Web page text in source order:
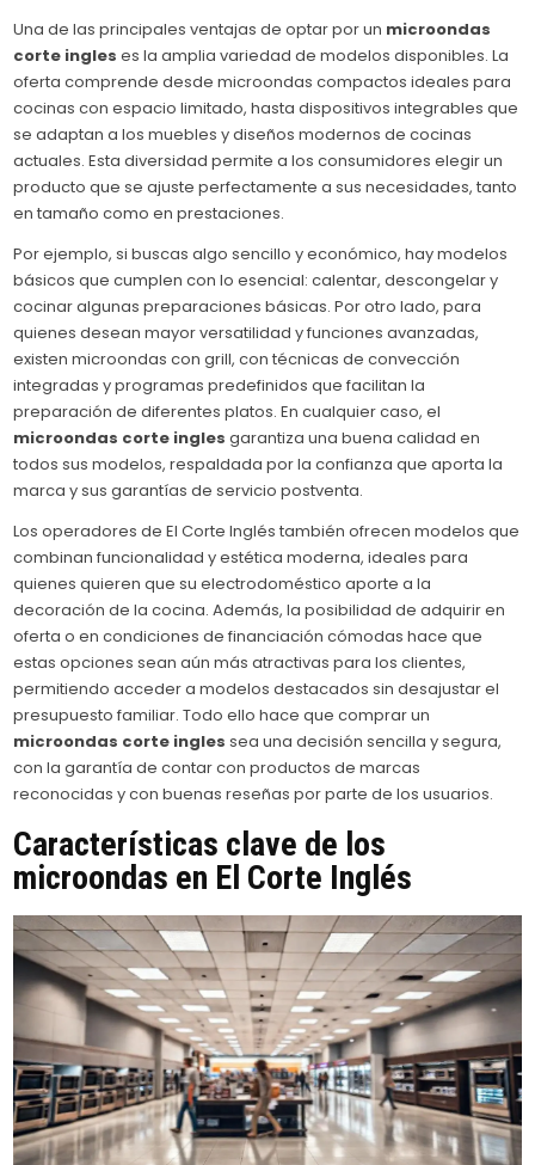
Una de las principales ventajas de optar por un microondas
corte ingles es la amplia variedad de modelos disponibles. La
oferta comprende desde microondas compactos ideales para
cocinas con espacio limitado, hasta dispositivos integrables que
se adaptan a los muebles y diseños modernos de cocinas
actuales. Esta diversidad permite a los consumidores elegir un
producto que se ajuste perfectamente a sus necesidades, tanto
en tamaño como en prestaciones.
Por ejemplo, si buscas algo sencillo y económico, hay modelos
básicos que cumplen con lo esencial: calentar, descongelar y
cocinar algunas preparaciones básicas. Por otro lado, para
quienes desean mayor versatilidad y funciones avanzadas,
existen microondas con grill, con técnicas de convección
integradas y programas predefinidos que facilitan la
preparación de diferentes platos. En cualquier caso, el
microondas corte ingles garantiza una buena calidad en
todos sus modelos, respaldada por la confianza que aporta la
marca y sus garantías de servicio postventa.
Los operadores de El Corte Inglés también ofrecen modelos que
combinan funcionalidad y estética moderna, ideales para
quienes quieren que su electrodoméstico aporte a la
decoración de la cocina. Además, la posibilidad de adquirir en
oferta o en condiciones de financiación cómodas hace que
estas opciones sean aún más atractivas para los clientes,
permitiendo acceder a modelos destacados sin desajustar el
presupuesto familiar. Todo ello hace que comprar un
microondas corte ingles sea una decisión sencilla y segura,
con la garantía de contar con productos de marcas
reconocidas y con buenas reseñas por parte de los usuarios.
Características clave de los
microondas en El Corte Inglés